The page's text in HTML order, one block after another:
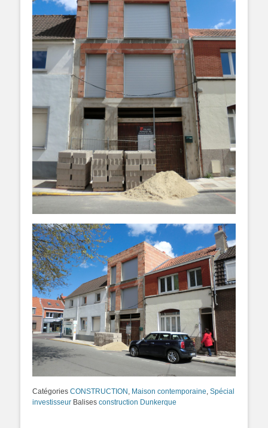
Catégories CONSTRUCTION , Maison contemporaine, Spécial
investisseur Balises construction Dunkerque